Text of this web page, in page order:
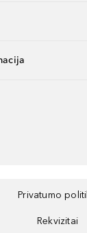
Privatumo
Rekvizitai